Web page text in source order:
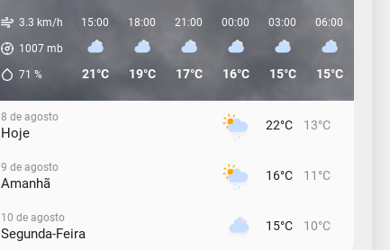
3.3 km/h
1007mb
71 %
15:00
21°C
18:00
19°C
21:00
17°C
00:00
16°C
03:00
15°C
06:00
15°C
8 de agosto
Hoje 22°C 13°C
9 de agosto
Amanhã 16°C 11°C
10 de agosto
Segunda-Feira 15°C 10°C